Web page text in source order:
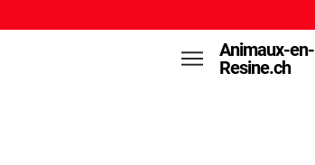
Animaux-en-
Resine.ch